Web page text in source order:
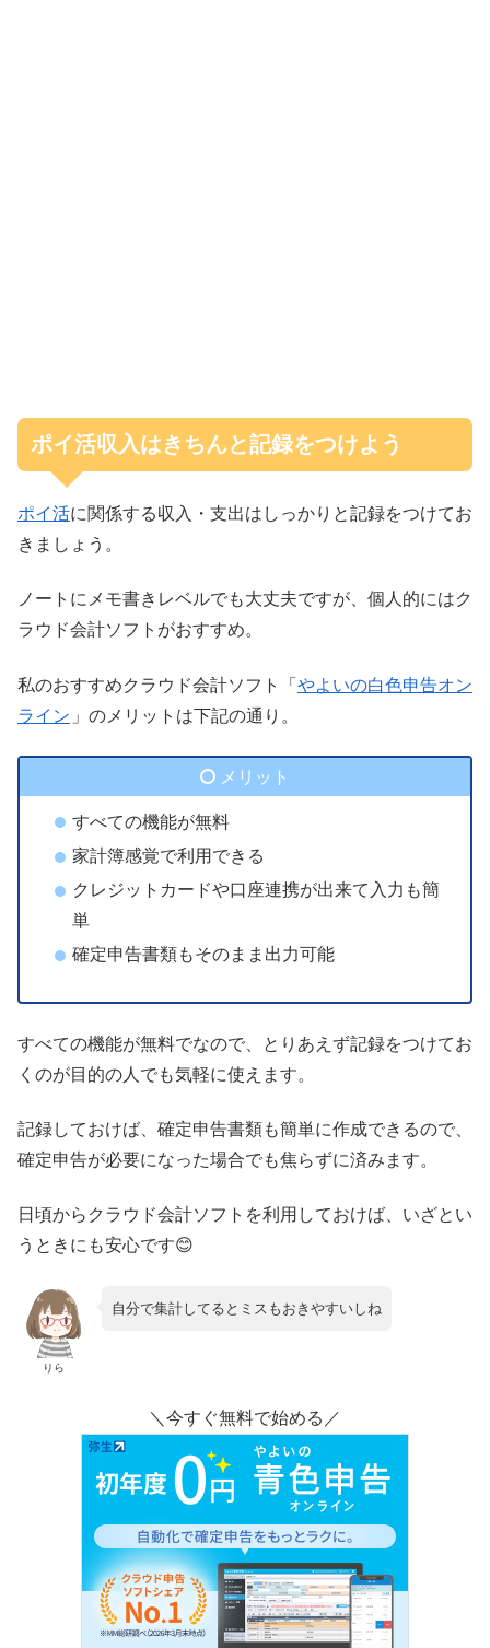
ポイ活収入はきちんと記録をつけよう
ポイ活に関係する収入・支出はしっかりと記録をつけてお
きましょう。
ノートにメモ書きレベルでも大丈夫ですが、個人的にはク
ラウド会計ソフトがおすすめ。
私のおすすめクラウド会計ソフト「 やよいの白色申告オン
ライン 」のメリットは下記の通り。
メリット
すべての機能が無料
家計簿感覚で利用できる
クレジットカードや口座連携が出来て入力も簡
単
確定申告書類もそのまま出力可能
すべての機能が無料でなので、とりあえず記録をつけてお
くのが目的の人でも気軽に使えます。
記録しておけば、確定申告書類も簡単に作成できるので、
確定申告が必要になった場合でも焦らずに済みます。
日頃からクラウド会計ソフトを利用しておけば、いざとい
うときにも安心です😊
りら
自分で集計してるとミスもおきやすいしね
＼今すぐ無料で始める／